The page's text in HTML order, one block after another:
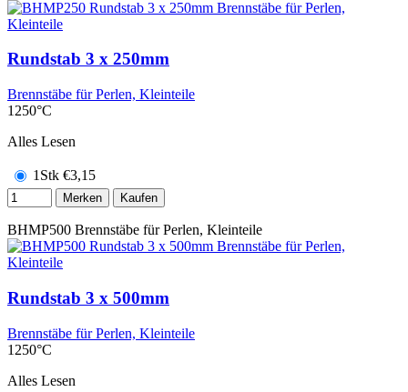
Rundstab 3 x 250mm
Brennstäbe für Perlen, Kleinteile
1250°C
Alles Lesen
1Stk €3,15
Merken Kaufen
BHMP500 Brennstäbe für Perlen, Kleinteile
Rundstab 3 x 500mm
Brennstäbe für Perlen, Kleinteile
1250°C
Alles Lesen